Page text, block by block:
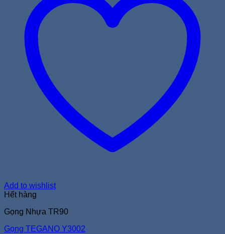
Add to wishlist
Hết hàng
Gọng Nhựa TR90
Gọng TEGANO Y3002